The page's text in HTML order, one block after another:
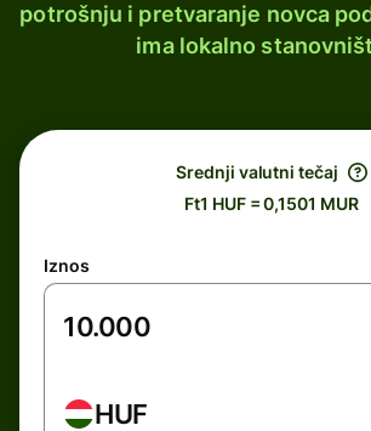
potrošnju i pretvaranje novca
ima lokalno
Srednji valutni tečaj
Ft1 HUF = 0,1501 MUR
Iznos
HUF